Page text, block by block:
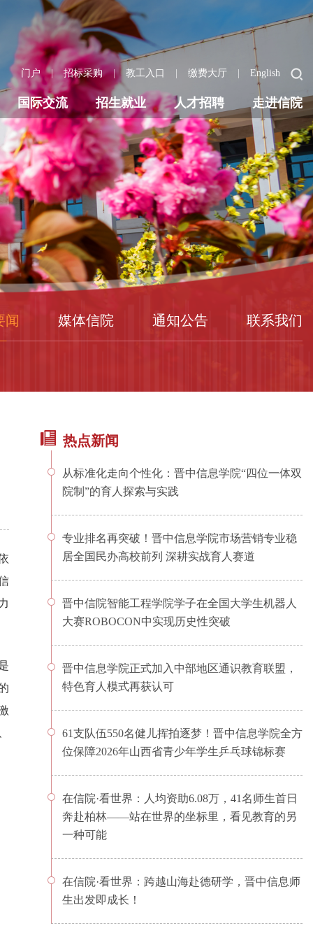
门户 | 招标采购 | 教工入口 | 缴费大厅 | English
国际交流 招生就业 人才招聘 走进信院
闻 媒体信院 通知公告 联系我们
热点新闻
从标准化走向个性化：晋中信息学院“四位一体双
院制”的育人探索与实践
专业排名再突破！晋中信息学院市场营销专业稳
居全国民办高校前列 深耕实战育人赛道
晋中信院智能工程学院学子在全国大学生机器人
大赛ROBOCON中实现历史性突破
晋中信息学院正式加入中部地区通识教育联盟，
特色育人模式再获认可
61支队伍550名健儿挥拍逐梦！晋中信息学院全方
位保障2026年山西省青少年学生乒乓球锦标赛
在信院·看世界：人均资助6.08万，41名师生首日
奔赴柏林——站在世界的坐标里，看见教育的另
一种可能
在信院·看世界：跨越山海赴德研学，晋中信息师
生出发即成长！